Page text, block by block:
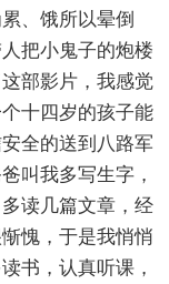
、饿所以晕倒
把小鬼子的炮楼
部影片，我感觉
十四岁的孩子能
全的送到八路军
叫我多写生字，
读几篇文章，经
愧，于是我悄悄
书，认真听课，